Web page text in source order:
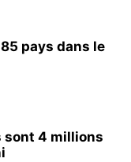
pays dans le
sont 4 millions